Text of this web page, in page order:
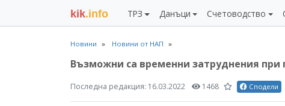
kik.info ТРЗ Данъци Счетоводство
Новини Новини от НАП
Възможни са временни затруднения при
Последна редакция: 16.03.2022 1468 Сподели